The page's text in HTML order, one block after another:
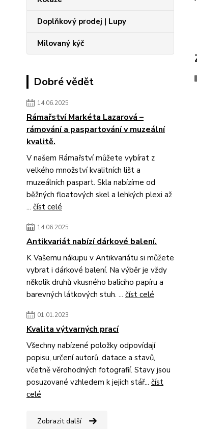
Doplňkový prodej | Lupy
Milovaný kýč
Dobré vědět
14.06.2025
Rámařství Markéta Lazarová –
rámování a paspartování v muzeální
kvalitě.
V našem Rámařství můžete vybírat z
velkého množství kvalitních lišt a
muzeálních paspart. Skla nabízíme od
běžných floatových skel a lehkých plexi až
... číst celé
14.06.2025
Antikvariát nabízí dárkové balení.
K Vašemu nákupu v Antikvariátu si můžete
vybrat i dárkové balení. Na výběr je vždy
několik druhů vkusného balicího papíru a
barevných látkových stuh. ... číst celé
01.01.2023
Kvalita výtvarných prací
Všechny nabízené položky odpovídají
popisu, určení autorů, datace a stavů,
včetně věrohodných fotografií. Stavy jsou
posuzované vzhledem k jejich stář... číst
celé
Zobrazit další